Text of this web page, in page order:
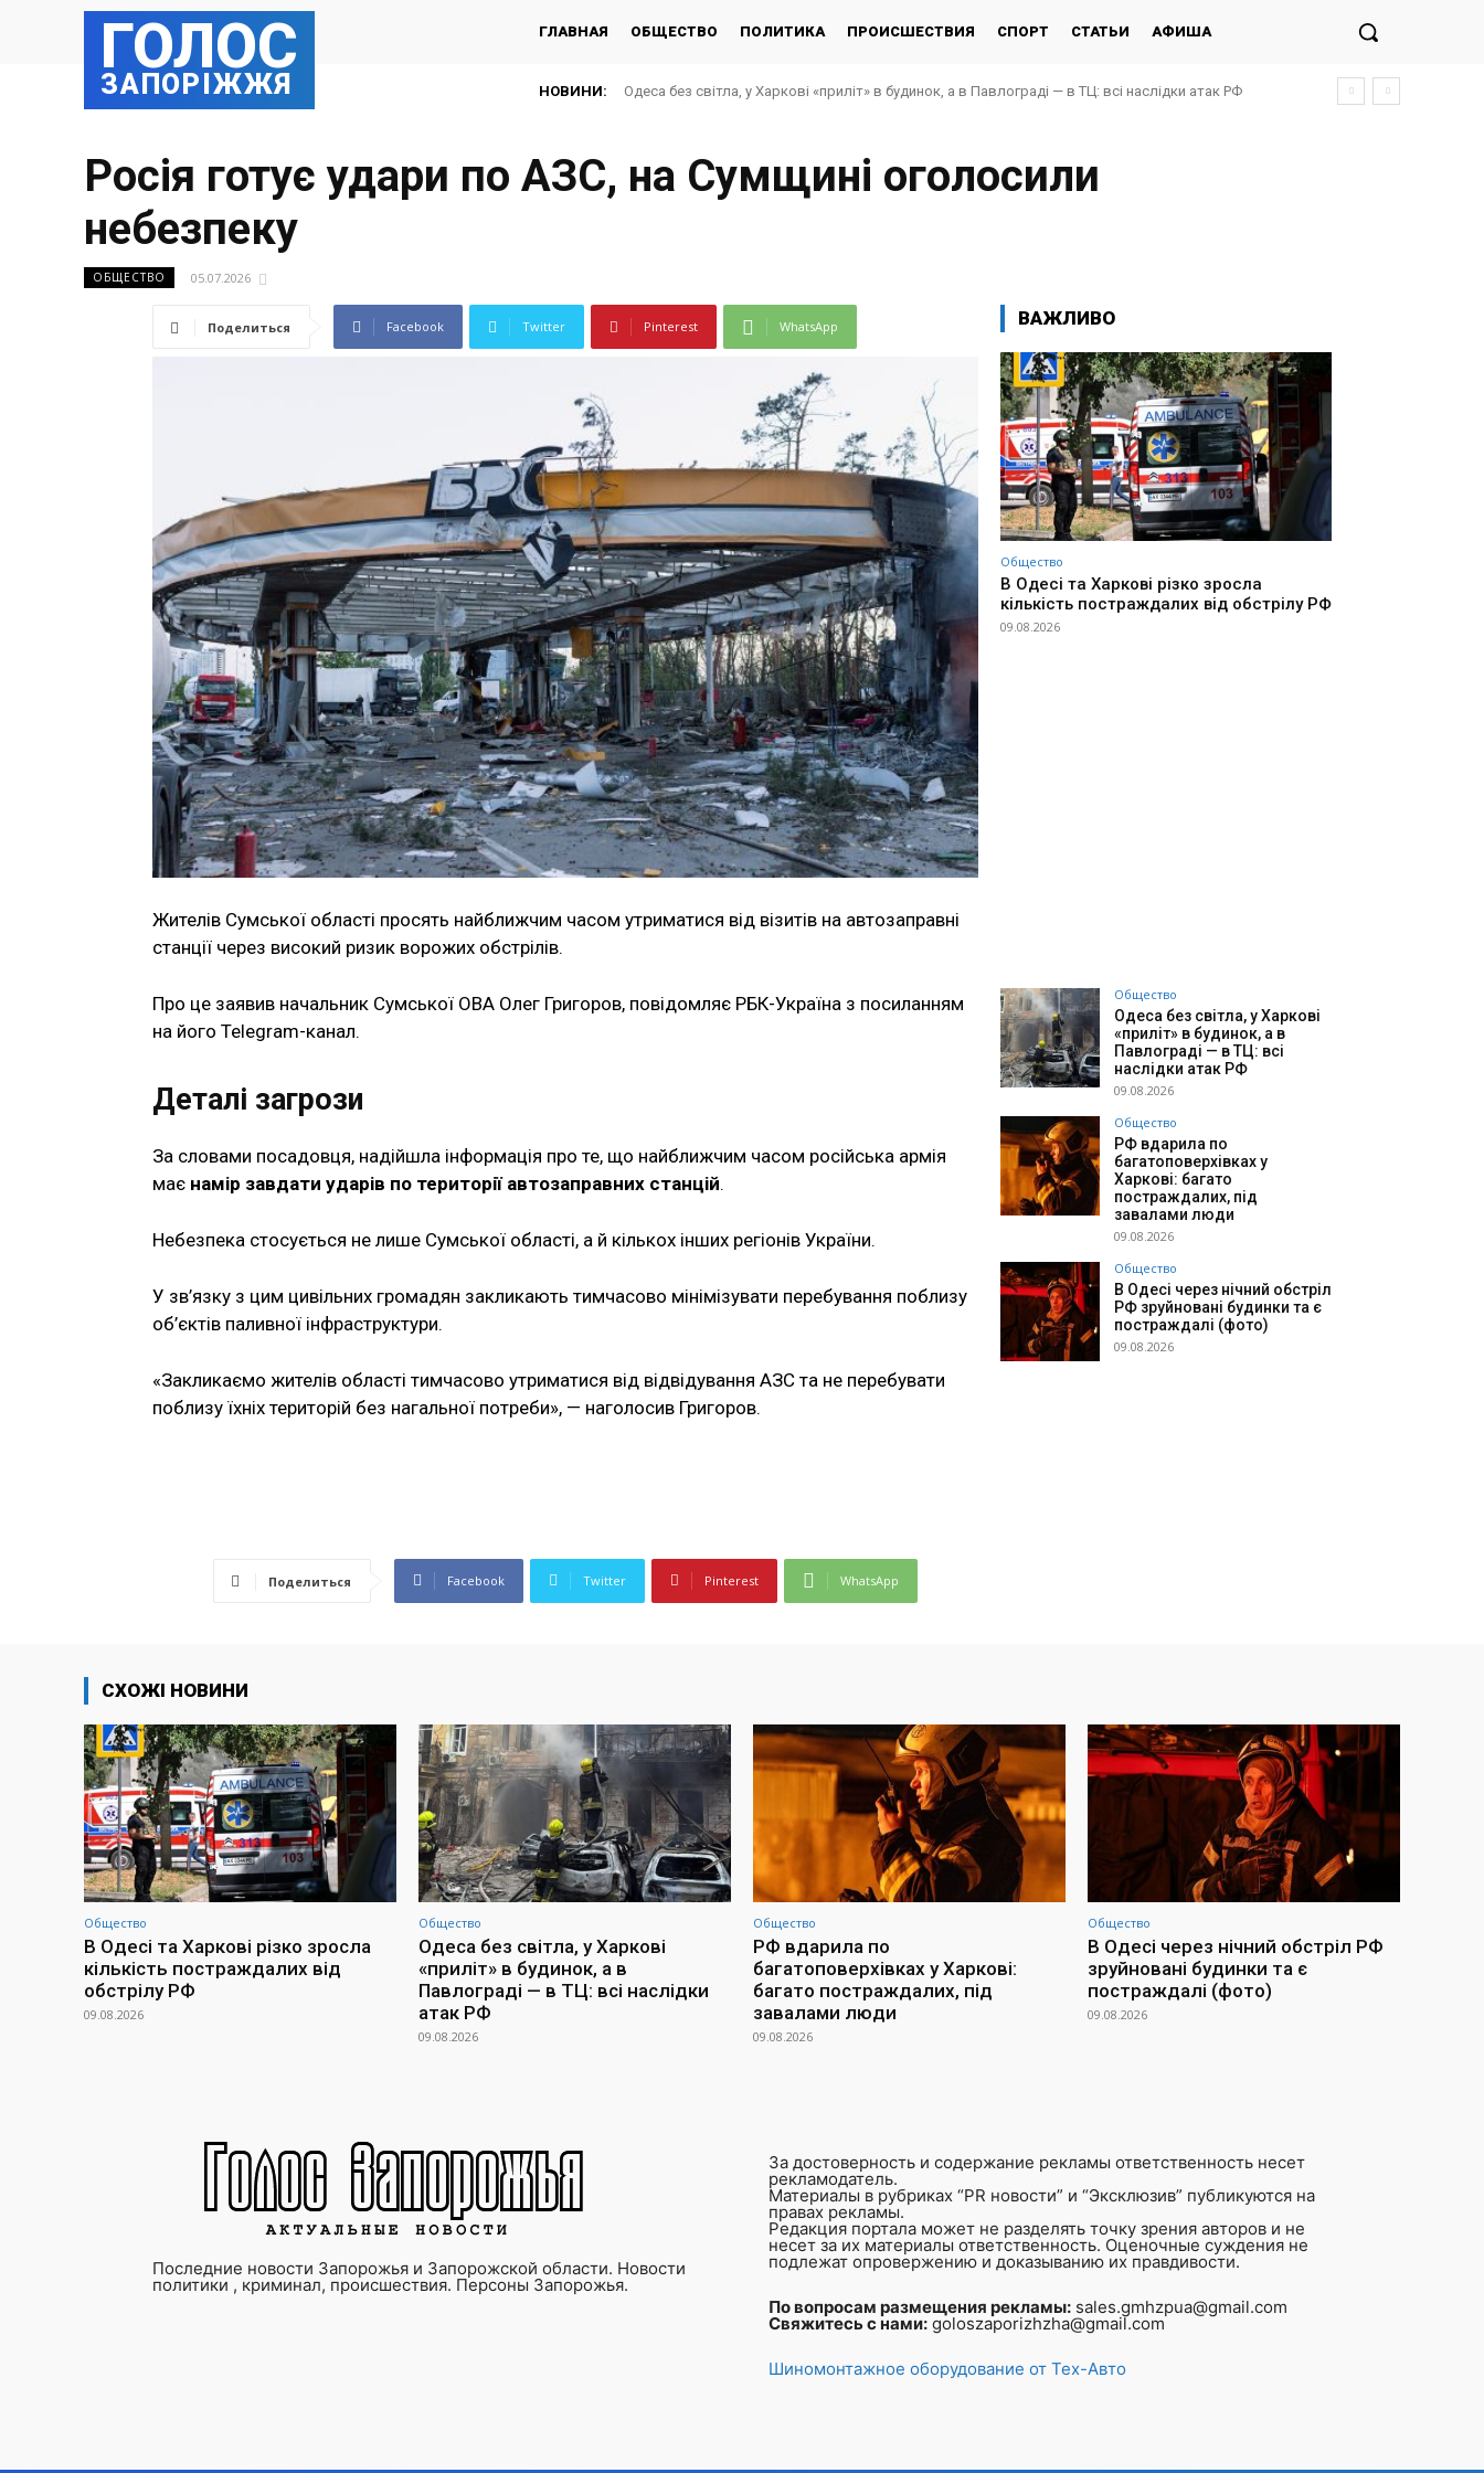
ГОЛОС
ЗАПОРІЖЖЯ
ГЛАВНАЯ ОБЩЕСТВО ПОЛИТИКА ПРОИСШЕСТВИЯ СПОРТ СТАТЬИ АФИША
НОВИНИ: Одеса без світла, у Харкові «приліт» в будинок, а в Павлограді — в ТЦ: всі наслідки атак РФ
Росія готує удари по АЗС, на Сумщині оголосили
небезпеку
ОБЩЕСТВО 05.07.2026
Поделиться Facebook Twitter Pinterest WhatsApp
Жителів Сумської області просять найближчим часом утриматися від візитів на автозаправні
станції через високий ризик ворожих обстрілів.
Про це заявив начальник Сумської ОВА Олег Григоров, повідомляє РБК-Україна з посиланням
на його Telegram-канал.
Деталі загрози
За словами посадовця, надійшла інформація про те, що найближчим часом російська армія
має намір завдати ударів по території автозаправних станцій.
Небезпека стосується не лише Сумської області, а й кількох інших регіонів України.
У зв’язку з цим цивільних громадян закликають тимчасово мінімізувати перебування поблизу
об’єктів паливної інфраструктури.
«Закликаємо жителів області тимчасово утриматися від відвідування АЗС та не перебувати
поблизу їхніх територій без нагальної потреби», — наголосив Григоров.
Поделиться Facebook Twitter Pinterest WhatsApp
ВАЖЛИВО
Общество
В Одесі та Харкові різко зросла
кількість постраждалих від обстрілу РФ
09.08.2026
Общество
Одеса без світла, у Харкові
«приліт» в будинок, а в
Павлограді — в ТЦ: всі
наслідки атак РФ
09.08.2026
Общество
РФ вдарила по
багатоповерхівках у
Харкові: багато
постраждалих, під
завалами люди
09.08.2026
Общество
В Одесі через нічний обстріл
РФ зруйновані будинки та є
постраждалі (фото)
09.08.2026
СХОЖІ НОВИНИ
Общество
В Одесі та Харкові різко зросла
кількість постраждалих від
обстрілу РФ
09.08.2026
Общество
Одеса без світла, у Харкові
«приліт» в будинок, а в
Павлограді — в ТЦ: всі наслідки
атак РФ
09.08.2026
Общество
РФ вдарила по
багатоповерхівках у Харкові:
багато постраждалих, під
завалами люди
09.08.2026
Общество
В Одесі через нічний обстріл РФ
зруйновані будинки та є
постраждалі (фото)
09.08.2026
Последние новости Запорожья и Запорожской области. Новости
политики , криминал, происшествия. Персоны Запорожья.
За достоверность и содержание рекламы ответственность несет
рекламодатель.
Материалы в рубриках “PR новости” и “Эксклюзив” публикуются на
правах рекламы.
Редакция портала может не разделять точку зрения авторов и не
несет за их материалы ответственность. Оценочные суждения не
подлежат опровержению и доказыванию их правдивости.
По вопросам размещения рекламы: sales.gmhzpua@gmail.com
Свяжитесь с нами: goloszaporizhzha@gmail.com
Шиномонтажное оборудование от Тех-Авто